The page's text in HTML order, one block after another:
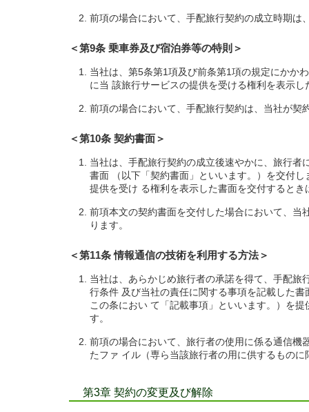
前項の場合において、手配旅行契約の成立時期は
＜第9条 乗車券及び宿泊券等の特則＞
当社は、第5条第1項及び前条第1項の規定にかか
に当 該旅行サービスの提供を受ける権利を表示
前項の場合において、手配旅行契約は、当社が契
＜第10条 契約書面＞
当社は、手配旅行契約の成立後速やかに、旅行
書面 （以下「契約書面」といいます。）を交付
提供を受け る権利を表示した書面を交付すると
前項本文の契約書面を交付した場合において、当
ります。
＜第11条 情報通信の技術を利用する方法＞
当社は、あらかじめ旅行者の承諾を得て、手配
行条件 及び当社の責任に関する事項を記載した
この条におい て「記載事項」といいます。）を
す。
前項の場合において、旅行者の使用に係る通信機
たファ イル（専ら当該旅行者の用に供するもの
第3章 契約の変更及び解除